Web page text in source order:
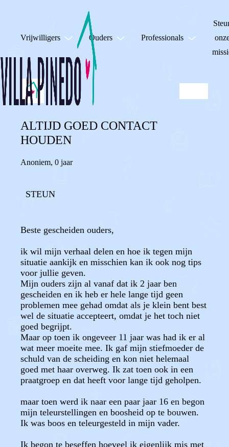
Vrijwilligers Ouders Professionals
ALTIJD GOED CONTACT
HOUDEN
Anoniem, 0 jaar
STEUN
Beste gescheiden ouders,
ik wil mijn verhaal delen en hoe ik tegen mijn
situatie aankijk en misschien kan ik ook nog tips
voor jullie geven.
Mijn ouders zijn al vanaf dat ik 2 jaar ben
gescheiden en ik heb er hele lange tijd geen
problemen mee gehad omdat als je klein bent best
wel de situatie accepteert, omdat je het toch niet
goed begrijpt.
Maar op toen ik ongeveer 11 jaar was had ik er al
wat meer moeite mee. Ik gaf mijn stiefmoeder de
schuld van de scheiding en kon niet helemaal
goed met haar overweg. Ik zat toen ook in een
praatgroep en dat heeft voor lange tijd geholpen.
maar toen werd ik naar een paar jaar 16 en begon
mijn teleurstellingen en boosheid op te bouwen.
Ik was boos en teleurgesteld in mijn vader.
Ik begon te beseffen hoeveel ik eigenlijk mis met